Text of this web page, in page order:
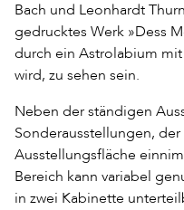
Bach und Leonhardt
gedrucktes Werk »Dess
durch ein Astrolabium
wird, zu sehen sein.
Neben der ständigen
Sonderausstellungen,
Ausstellungsfläche
Bereich kann variabel
in zwei Kabinette